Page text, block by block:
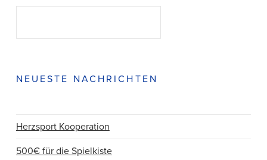
NEUESTE NACHRICHTEN
Herzsport Kooperation
500€ für die Spielkiste